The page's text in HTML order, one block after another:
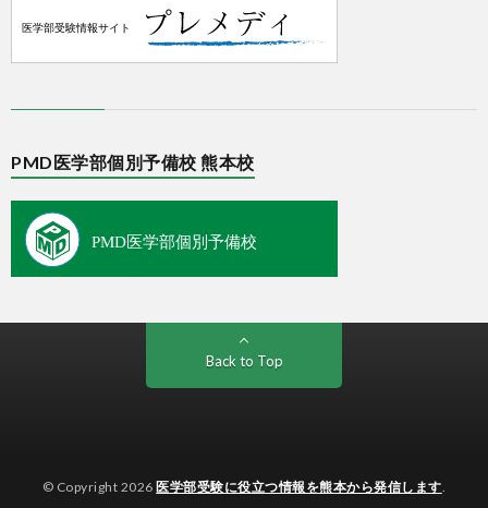
PMD医学部個別予備校 熊本校
Back to Top
© Copyright 2026 医学部受験に役立つ情報を熊本から発信します